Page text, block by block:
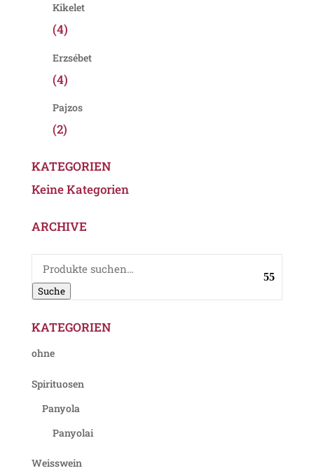
Kikelet
(4)
Erzsébet
(4)
Pajzos
(2)
KATEGORIEN
Keine Kategorien
ARCHIVE
Suche
nach:
Suche
KATEGORIEN
ohne
Spirituosen
Panyola
Panyolai
Weisswein